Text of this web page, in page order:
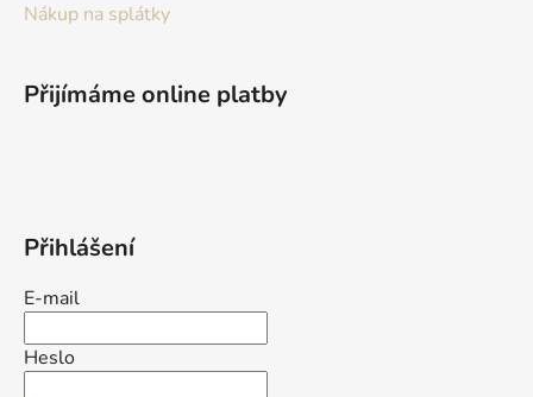
Nákup na splátky
Přijímáme online platby
Přihlášení
E-mail
Heslo